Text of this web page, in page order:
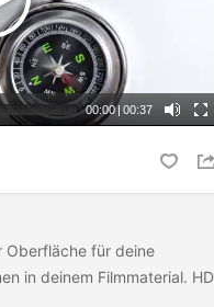
00:00 | 00:37
Oberfläche für deine
in deinem Filmmaterial. HD